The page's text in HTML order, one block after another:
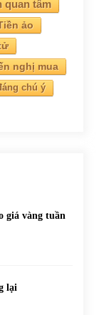
quan tâm
ảo
nghị mua
chú ý
giá vàng tuần
lại